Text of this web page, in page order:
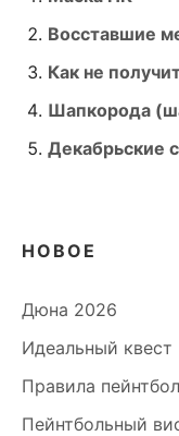
Восставшие
Как не
Шапкорода
Декабрьские
НОВОЕ
Дюна 2026
Идеальный квест
Правила
Пейнтбольный